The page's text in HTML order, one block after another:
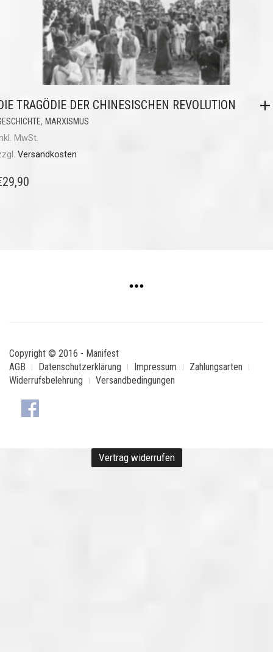
TRAGÖDIE DER CHINESISCHEN REVOLUTION
, MARXISMUS
MwSt.
Versandkosten
29,90
Copyright © 2016 - Manifest
AGB
Datenschutzerklärung Impressum
Zahlungsarten
Widerrufsbelehrung
Versandbedingungen
Vertrag widerrufen